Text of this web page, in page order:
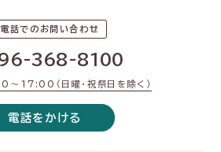
話でのお問い合わせ
368-8100
〜17:00（日曜・祝祭日を除く）
電話をかける